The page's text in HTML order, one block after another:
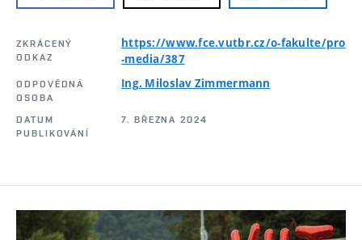
ZKRÁCENÝ
ODKAZ
https://www.fce.vutbr.cz/o-fakulte/pro
-media/387
ODPOVĚDNÁ
OSOBA
Ing. Miloslav Zimmermann
DATUM
PUBLIKOVÁNÍ
7. BŘEZNA 2024